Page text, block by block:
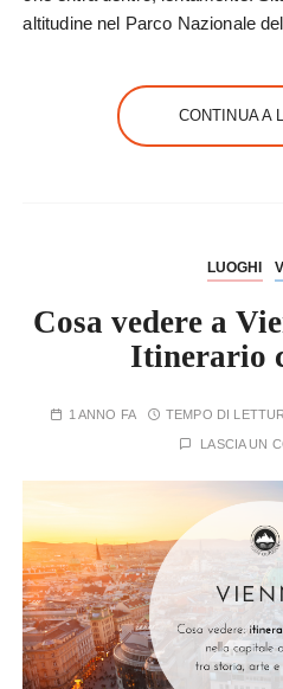
altitudine nel Parco Nazionale
CONTINUA A
LUOGHI
Cosa vedere a
Itinerario
1 ANNO FA TEMPO DI
LASCIA UN